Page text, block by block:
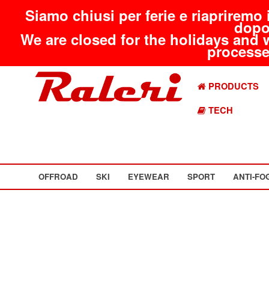
Siamo chiusi per ferie e
We are closed for the holidays
PRODUCTS
TECH
OFFROAD SKI EYEWEAR SPORT ANTI-